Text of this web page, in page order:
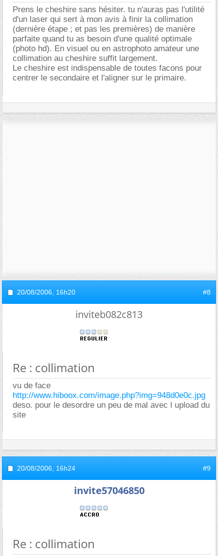
Prens le cheshire sans hésiter. tu n'auras pas l'utilité
d'un laser qui sert à mon avis à finir la collimation
(dernière étape ; et pas les premières) de manière
parfaite quand tu as besoin d'une qualité optimale
(photo hd). En visuel ou en astrophoto amateur une
collimation au cheshire suffit largement.
Le cheshire est indispensable de toutes facons pour
centrer le secondaire et l'aligner sur le primaire.
20/08/2006, 16h20 #8
inviteb082c813
Re : collimation
vu de face
http://www.hiboox.com/image.php?img=948d0e0c.jpg
deso. pour le desordre un peu de mal avec l upload du
site
20/08/2006, 16h24 #9
invite57046850
Re : collimation